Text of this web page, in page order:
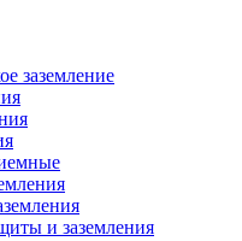
заземление
и заземления